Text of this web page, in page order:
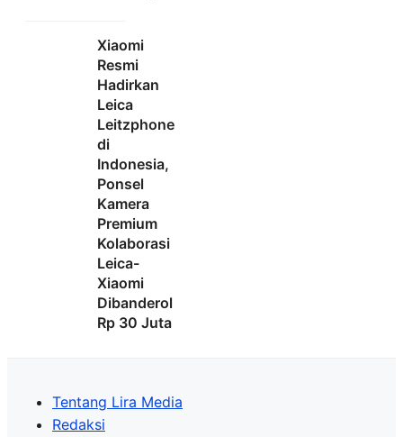
Xiaomi
Resmi
Hadirkan
Leica
Leitzphone
di
Indonesia,
Ponsel
Kamera
Premium
Kolaborasi
Leica-
Xiaomi
Dibanderol
Rp 30 Juta
Tentang Lira Media
Redaksi